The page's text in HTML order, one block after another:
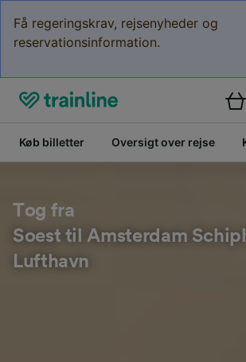
Få regeringskrav, rejsenyheder og
reservationsinformation.
Køb billetter Oversigt over rejse
Tog fra
Soest til Amsterdam
Lufthavn